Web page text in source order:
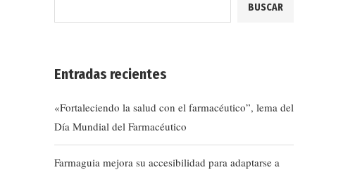
BUSCAR
Entradas recientes
«Fortaleciendo la salud con el farmacéutico”, lema del
Día Mundial del Farmacéutico
Farmaguia mejora su accesibilidad para adaptarse a